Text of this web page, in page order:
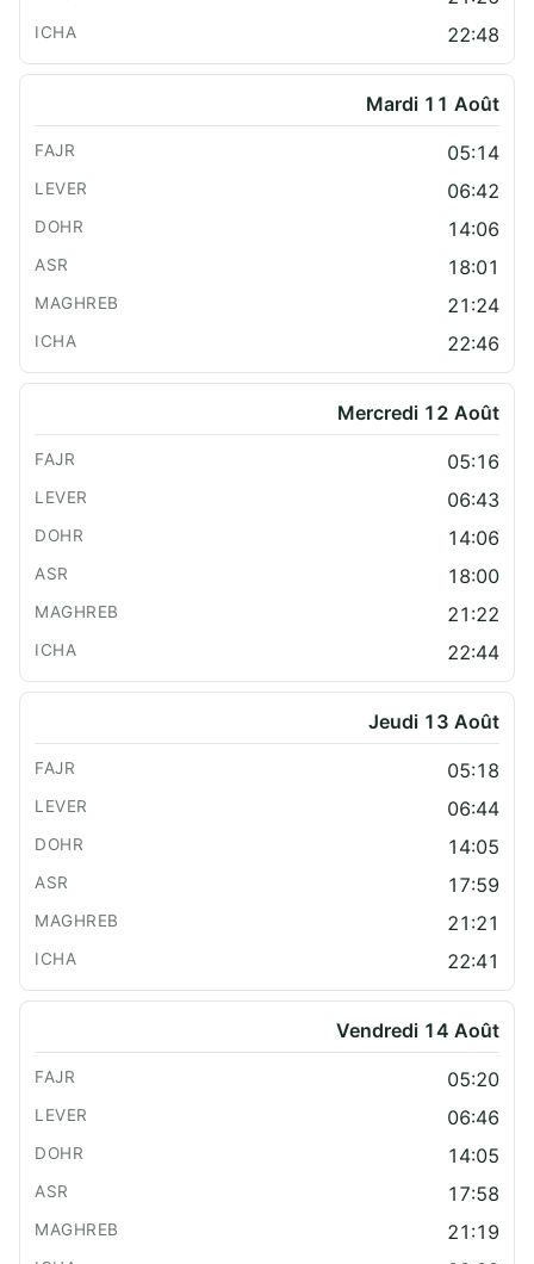
22:48
Mardi 11 Août
05:14
06:42
14:06
18:01
21:24
22:46
Mercredi 12 Août
05:16
06:43
14:06
18:00
21:22
22:44
Jeudi 13 Août
05:18
06:44
14:05
17:59
21:21
22:41
Vendredi 14 Août
05:20
06:46
14:05
17:58
21:19